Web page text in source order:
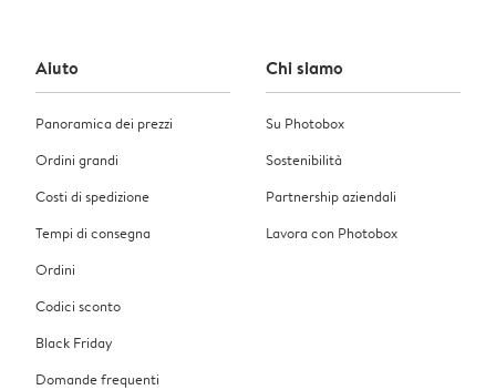
Aiuto
Panoramica dei prezzi
Ordini grandi
Costi di spedizione
Tempi di consegna
Ordini
Codici sconto
Black Friday
Domande frequenti
Chi siamo
Su Photobox
Sostenibilità
Partnership aziendali
Lavora con Photobox